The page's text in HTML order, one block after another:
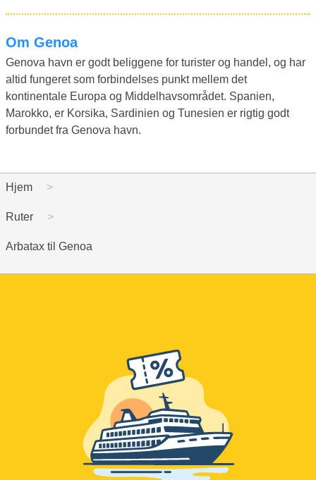
Om Genoa
Genova havn er godt beliggene for turister og handel, og har
altid fungeret som forbindelses punkt mellem det
kontinentale Europa og Middelhavsområdet. Spanien,
Marokko, er Korsika, Sardinien og Tunesien er rigtig godt
forbundet fra Genova havn.
Hjem
Ruter
Arbatax til Genoa